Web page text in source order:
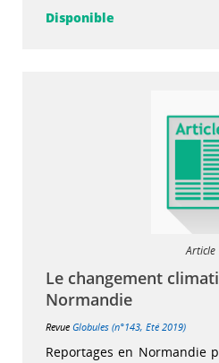
Disponible
Article
Le changement
Normandie
Revue Globules (n°143, Eté 2019)
Reportages en Normandie